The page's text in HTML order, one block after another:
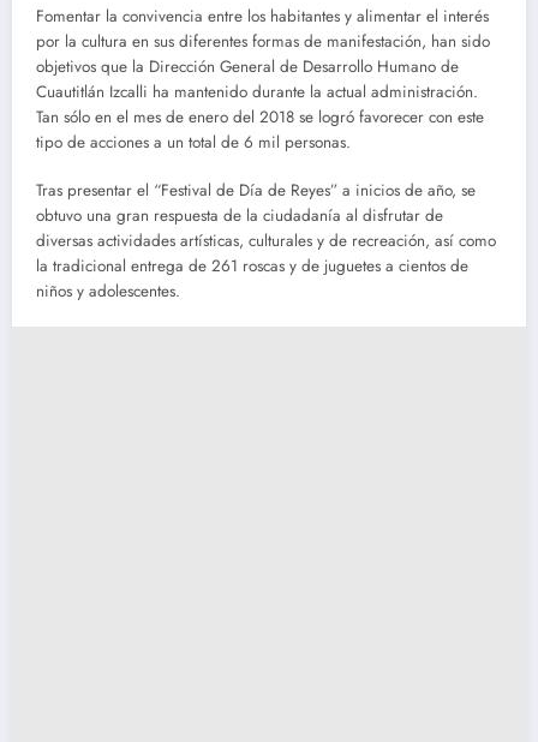
Fomentar la convivencia entre los habitantes y alimentar el interés
por la cultura en sus diferentes formas de manifestación, han sido
objetivos que la Dirección General de Desarrollo Humano de
Cuautitlán Izcalli ha mantenido durante la actual administración.
Tan sólo en el mes de enero del 2018 se logró favorecer con este
tipo de acciones a un total de 6 mil personas.
Tras presentar el “Festival de Día de Reyes” a inicios de año, se
obtuvo una gran respuesta de la ciudadanía al disfrutar de
diversas actividades artísticas, culturales y de recreación, así como
la tradicional entrega de 261 roscas y de juguetes a cientos de
niños y adolescentes.